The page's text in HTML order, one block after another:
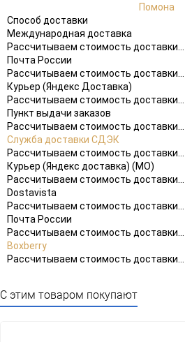
Помона
Способ доставки
Международная доставка
Рассчитываем стоимость доставки...
Почта России
Рассчитываем стоимость доставки...
Курьер (Яндекс Доставка)
Рассчитываем стоимость доставки...
Пункт выдачи заказов
Рассчитываем стоимость доставки...
Служба доставки СДЭК
Рассчитываем стоимость доставки...
Курьер (Яндекс доставка) (МО)
Рассчитываем стоимость доставки...
Dostavista
Рассчитываем стоимость доставки...
Почта России
Рассчитываем стоимость доставки...
Boxberry
Рассчитываем стоимость доставки...
С этим товаром покупают